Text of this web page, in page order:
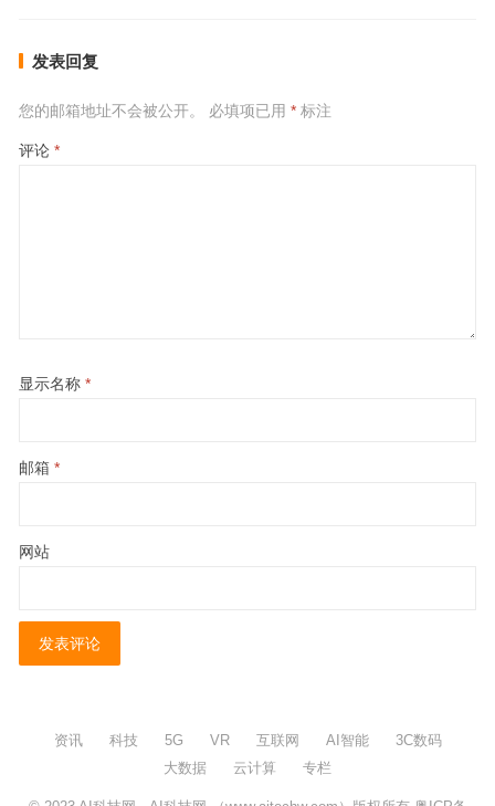
发表回复
您的邮箱地址不会被公开。 必填项已用 *标注
评论 *
显示名称 *
邮箱 *
网站
资讯 科技 5G VR 互联网 AI智能
3C数码
大数据
云计算 专栏